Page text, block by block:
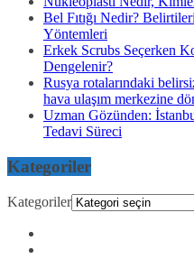
Bel Fıtığı Nedir?
Yöntemleri
Erkek Scrubs Seçerken
Dengelenir?
Rusya rotalarındaki
hava ulaşım merkezine
Uzman Gözünden:
Tedavi Süreci
Kategoriler
Kategoriler